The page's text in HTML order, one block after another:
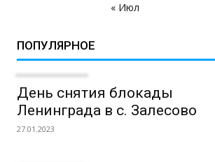
« Июл
ПОПУЛЯРНОЕ
День снятия блокады
Ленинграда в с. Залесово
27.01.2023